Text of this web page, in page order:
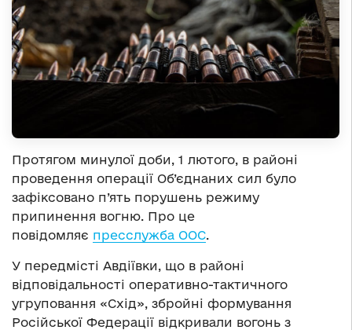
Протягом минулої доби, 1 лютого, в районі
проведення операції Об’єднаних сил було
зафіксовано п’ять порушень режиму
припинення вогню. Про це
повідомляє пресслужба ООС
У передмісті Авдіївки, що в районі
відповідальності оперативно-тактичного
угруповання «Схід», збройні формування
Російської Федерації відкривали вогонь з